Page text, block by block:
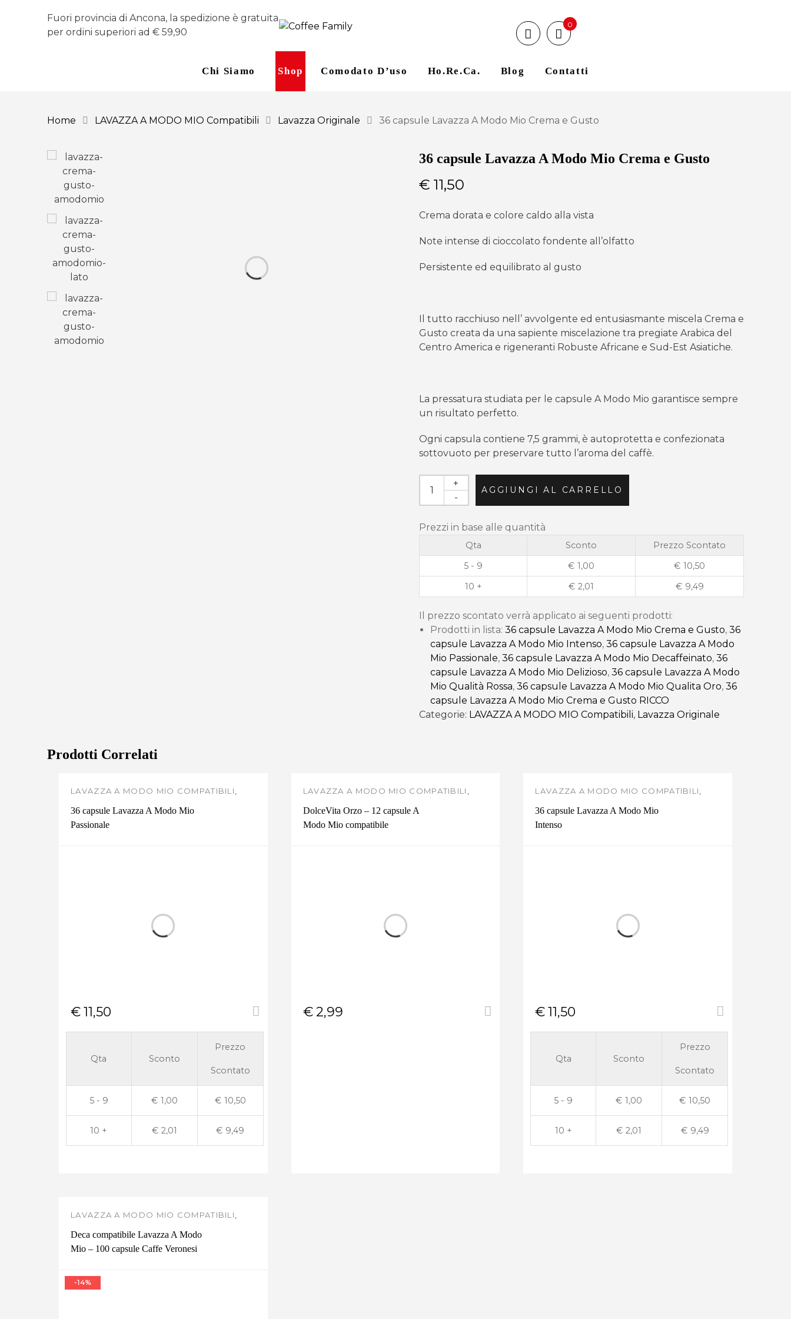
Fuori provincia di Ancona, la spedizione è gratuita
per ordini superiori ad € 59,90
0
Chi Siamo Shop Comodato D’uso Ho.re.ca. Blog Contatti
Home LAVAZZA A MODO MIO Compatibili Lavazza Originale 36 capsule Lavazza A Modo Mio Crema e Gusto
36 capsule Lavazza A Modo Mio Crema e Gusto
€ 11,50
Crema dorata e colore caldo alla vista
Note intense di cioccolato fondente all’olfatto
Persistente ed equilibrato al gusto
Il tutto racchiuso nell’ avvolgente ed entusiasmante miscela Crema e
Gusto creata da una sapiente miscelazione tra pregiate Arabica del
Centro America e rigeneranti Robuste Africane e Sud-Est Asiatiche.
La pressatura studiata per le capsule A Modo Mio garantisce sempre
un risultato perfetto.
Ogni capsula contiene 7,5 grammi, è autoprotetta e confezionata
sottovuoto per preservare tutto l’aroma del caffè.
-
+
AGGIUNGI AL CARRELLO
Prezzi in base alle quantità
Qta Sconto
Prezzo Scontato
5 - 9
€ 1,00 € 10,50
10 +
€ 2,01 € 9,49
Il prezzo scontato verrà applicato ai seguenti prodotti:
Prodotti in lista: 36 capsule Lavazza A Modo Mio Crema e Gusto, 36
capsule Lavazza A Modo Mio Intenso, 36 capsule Lavazza A Modo
Mio Passionale, 36 capsule Lavazza A Modo Mio Decaffeinato, 36
capsule Lavazza A Modo Mio Delizioso, 36 capsule Lavazza A Modo
Mio Qualità Rossa, 36 capsule Lavazza A Modo Mio Qualita Oro, 36
capsule Lavazza A Modo Mio Crema e Gusto RICCO
Categorie: LAVAZZA A MODO MIO Compatibili, Lavazza Originale
Prodotti Correlati
LAVAZZA A MODO MIO COMPATIBILI
36 capsule Lavazza A Modo Mio
Passionale
€11,50
Qta Sconto
Prezzo
Scontato
5 - 9 € 1,00 € 10,50
10 + € 2,01 € 9,49
LAVAZZA A MODO MIO COMPATIBILI
DolceVita Orzo – 12 capsule A
Modo Mio compatibile
€2,99
LAVAZZA A MODO MIO COMPATIBILI
36 capsule Lavazza A Modo Mio
Intenso
€11,50
Qta Sconto
Prezzo
Scontato
5 - 9 € 1,00 € 10,50
10 + € 2,01 € 9,49
LAVAZZA A MODO MIO COMPATIBILI
Deca compatibile Lavazza A Modo
Mio – 100 capsule Caffe Veronesi
-14%